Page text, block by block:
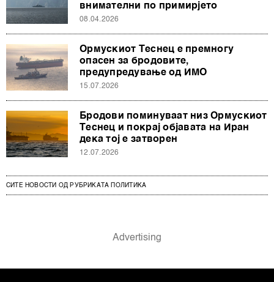
внимателни по примирјето
08.04.2026
Ормускиот Теснец е премногу
опасен за бродовите,
предупредување од ИМО
15.07.2026
Бродови поминуваат низ Ормускиот
Теснец и покрај објавата на Иран
дека тој е затворен
12.07.2026
СИТЕ НОВОСТИ ОД РУБРИКАТА ПОЛИТИКА